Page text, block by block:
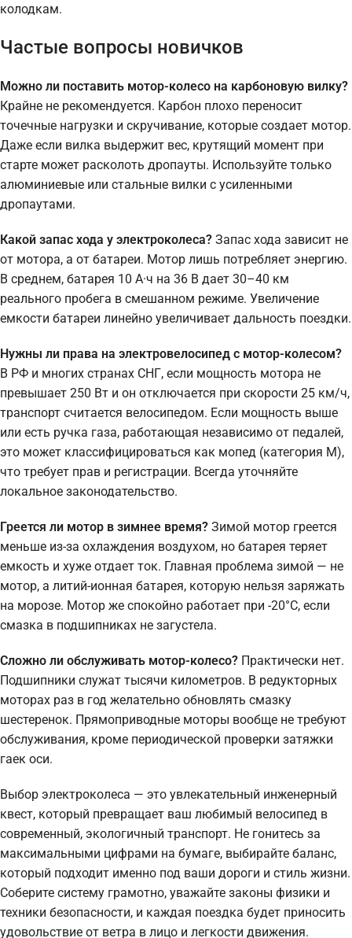
колодкам.
Частые вопросы новичков
Можно ли поставить мотор-колесо на карбоновую вилку?
Крайне не рекомендуется. Карбон плохо переносит
точечные нагрузки и скручивание, которые создает мотор.
Даже если вилка выдержит вес, крутящий момент при
старте может расколоть дропауты. Используйте только
алюминиевые или стальные вилки с усиленными
дропаутами.
Какой запас хода у электроколеса? Запас хода зависит не
от мотора, а от батареи. Мотор лишь потребляет энергию.
В среднем, батарея 10 А·ч на 36 В дает 30–40 км
реального пробега в смешанном режиме. Увеличение
емкости батареи линейно увеличивает дальность поездки.
Нужны ли права на электровелосипед с мотор-колесом?
В РФ и многих странах СНГ, если мощность мотора не
превышает 250 Вт и он отключается при скорости 25 км/ч,
транспорт считается велосипедом. Если мощность выше
или есть ручка газа, работающая независимо от педалей,
это может классифицироваться как мопед (категория М),
что требует прав и регистрации. Всегда уточняйте
локальное законодательство.
Греется ли мотор в зимнее время? Зимой мотор греется
меньше из-за охлаждения воздухом, но батарея теряет
емкость и хуже отдает ток. Главная проблема зимой — не
мотор, а литий-ионная батарея, которую нельзя заряжать
на морозе. Мотор же спокойно работает при -20°C, если
смазка в подшипниках не загустела.
Сложно ли обслуживать мотор-колесо? Практически нет.
Подшипники служат тысячи километров. В редукторных
моторах раз в год желательно обновлять смазку
шестеренок. Прямоприводные моторы вообще не требуют
обслуживания, кроме периодической проверки затяжки
гаек оси.
Выбор электроколеса — это увлекательный инженерный
квест, который превращает ваш любимый велосипед в
современный, экологичный транспорт. Не гонитесь за
максимальными цифрами на бумаге, выбирайте баланс,
который подходит именно под ваши дороги и стиль жизни.
Соберите систему грамотно, уважайте законы физики и
техники безопасности, и каждая поездка будет приносить
удовольствие от ветра в лицо и легкости движения.